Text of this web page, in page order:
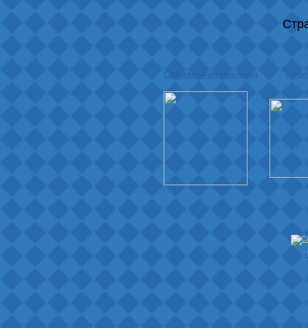
Социальная реклама